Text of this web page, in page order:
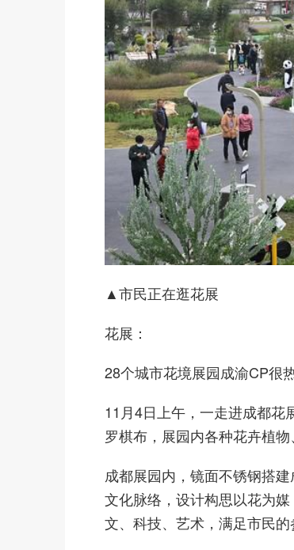
▲市民正在逛花展
花展：
28个城市花境展园成渝CP很
11月4日上午，一走进成都花
罗棋布，展园内各种花卉植
成都展园内，镜面不锈钢搭
文化脉络，设计构思以花为
文、科技、艺术，满足市民的